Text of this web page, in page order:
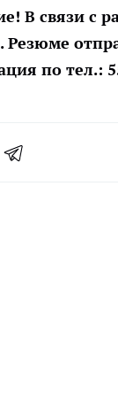
В связи с
Резюме
по тел.: